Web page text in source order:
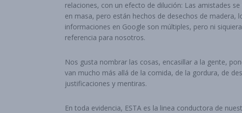
relaciones, con un efecto de dilución: Las amistades
en masa, pero están hechos de desechos de
informaciones en Google son múltiples, pero ni
referencia para nosotros.
Nos gusta nombrar las cosas, encasillar a la gente,
van mucho más allá de la comida, de la gordura, de
justificaciones y mentiras.
En toda evidencia, ESTA es la linea conductora de